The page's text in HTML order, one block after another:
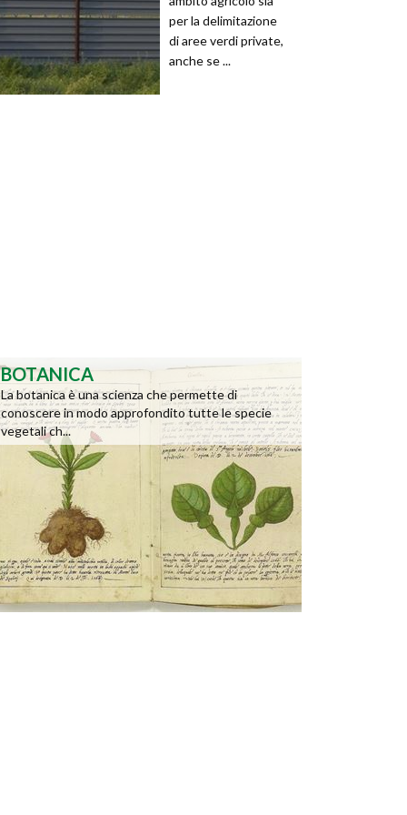
per la delimitazione
di aree verdi private,
anche se ...
BOTANICA
La botanica è una scienza che permette di
conoscere in modo approfondito tutte le specie
vegetali ch...